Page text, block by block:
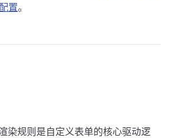
置。
染规则是自定义表单的核心驱动逻